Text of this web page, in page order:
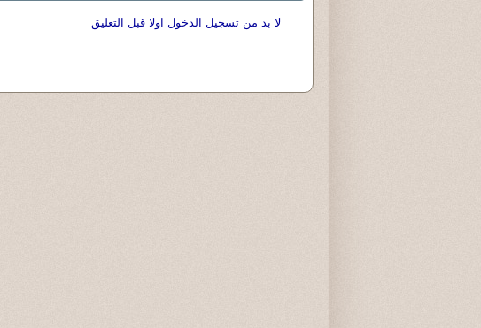
لا بد من تسجيل الدخول اولا قبل التعليق